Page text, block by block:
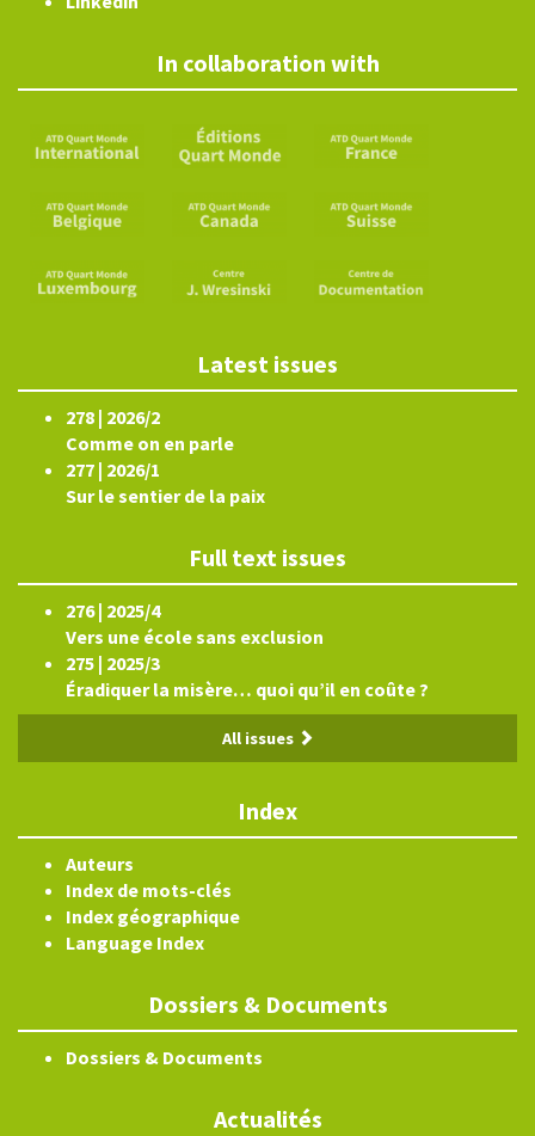
In collaboration with
Latest issues
278 | 2026/2
Comme on en parle
277 | 2026/1
Sur le sentier de la paix
Full text issues
276 | 2025/4
Vers une école sans exclusion
275 | 2025/3
Éradiquer la misère… quoi qu’il en coûte ?
All issues
Index
Auteurs
Index de mots-clés
Index géographique
Language Index
Dossiers & Documents
Dossiers & Documents
Actualités